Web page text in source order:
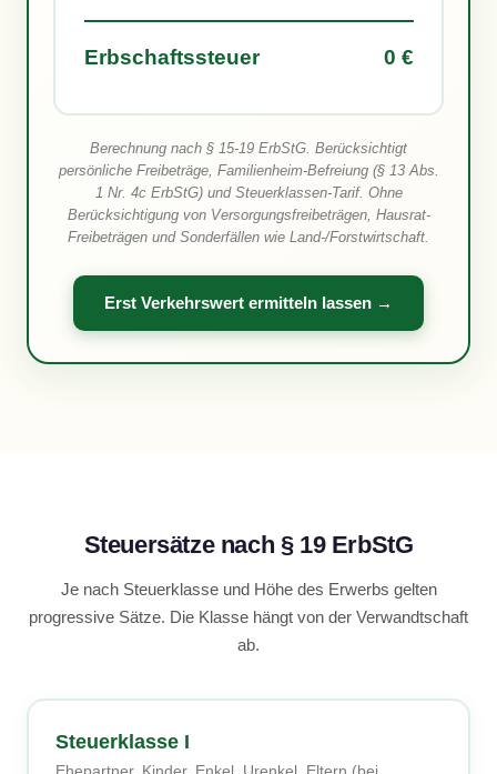
Erbschaftssteuer 0 €
Berechnung nach § 15-19 ErbStG. Berücksichtigt
persönliche Freibeträge, Familienheim-Befreiung (§ 13 Abs.
1 Nr. 4c ErbStG) und Steuerklassen-Tarif. Ohne
Berücksichtigung von Versorgungsfreibeträgen, Hausrat-
Freibeträgen und Sonderfällen wie Land-/Forstwirtschaft.
Erst Verkehrswert ermitteln lassen →
Steuersätze nach § 19 ErbStG
Je nach Steuerklasse und Höhe des Erwerbs gelten
progressive Sätze. Die Klasse hängt von der Verwandtschaft
ab.
Steuerklasse I